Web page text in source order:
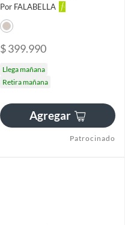
Por FALABELLA
$ 399.990
Llega mañana
Retira mañana
Agregar
Patrocinado